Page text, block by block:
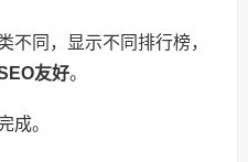
不同，显示不同排行榜，
友好。
成。